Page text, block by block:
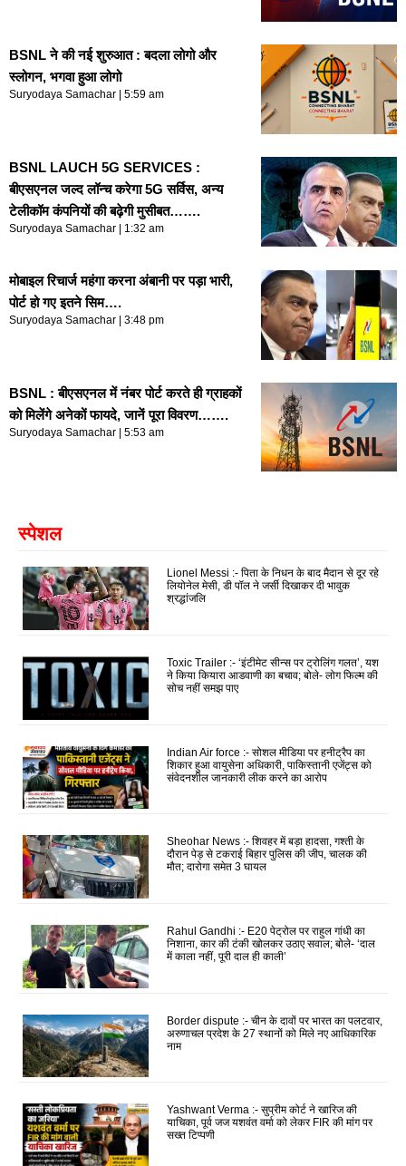
BSNL ने की नई शुरुआत : बदला लोगो और
स्लोगन, भगवा हुआ लोगो
Suryodaya Samachar 5:59 am
BSNL LAUCH 5G SERVICES :
बीएसएनल जल्द लॉन्च करेगा 5G सर्विस, अन्य
टेलीकॉम कंपनियों की बढ़ेगी मुसीबत…….
Suryodaya Samachar 1:32 am
मोबाइल रिचार्ज महंगा करना अंबानी पर पड़ा भारी,
पोर्ट हो गए इतने सिम….
Suryodaya Samachar 3:48 pm
BSNL : बीएसएनल में नंबर पोर्ट करते ही ग्राहकों
को मिलेंगे अनेकों फायदे, जानें पूरा विवरण…….
Suryodaya Samachar 5:53 am
स्पेशल
Lionel Messi :- पिता के निधन के बाद मैदान से दूर रहे
लियोनेल मेसी, डी पॉल ने जर्सी दिखाकर दी भावुक
श्रद्धांजलि
Toxic Trailer :- ‘इंटीमेट सीन्स पर ट्रोलिंग गलत’, यश
ने किया कियारा आडवाणी का बचाव; बोले- लोग फिल्म की
सोच नहीं समझ पाए
Indian Air force :- सोशल मीडिया पर हनीट्रैप का
शिकार हुआ वायुसेना अधिकारी, पाकिस्तानी एजेंट्स को
संवेदनशील जानकारी लीक करने का आरोप
Sheohar News :- शिवहर में बड़ा हादसा, गश्ती के
दौरान पेड़ से टकराई बिहार पुलिस की जीप, चालक की
मौत; दारोगा समेत 3 घायल
Rahul Gandhi :- E20 पेट्रोल पर राहुल गांधी का
निशाना, कार की टंकी खोलकर उठाए सवाल; बोले- ‘दाल
में काला नहीं, पूरी दाल ही काली’
Border dispute :- चीन के दावों पर भारत का पलटवार,
अरुणाचल प्रदेश के 27 स्थानों को मिले नए आधिकारिक
नाम
Yashwant Verma :- सुप्रीम कोर्ट ने खारिज की
याचिका, पूर्व जज यशवंत वर्मा को लेकर FIR की मांग पर
सख्त टिप्पणी